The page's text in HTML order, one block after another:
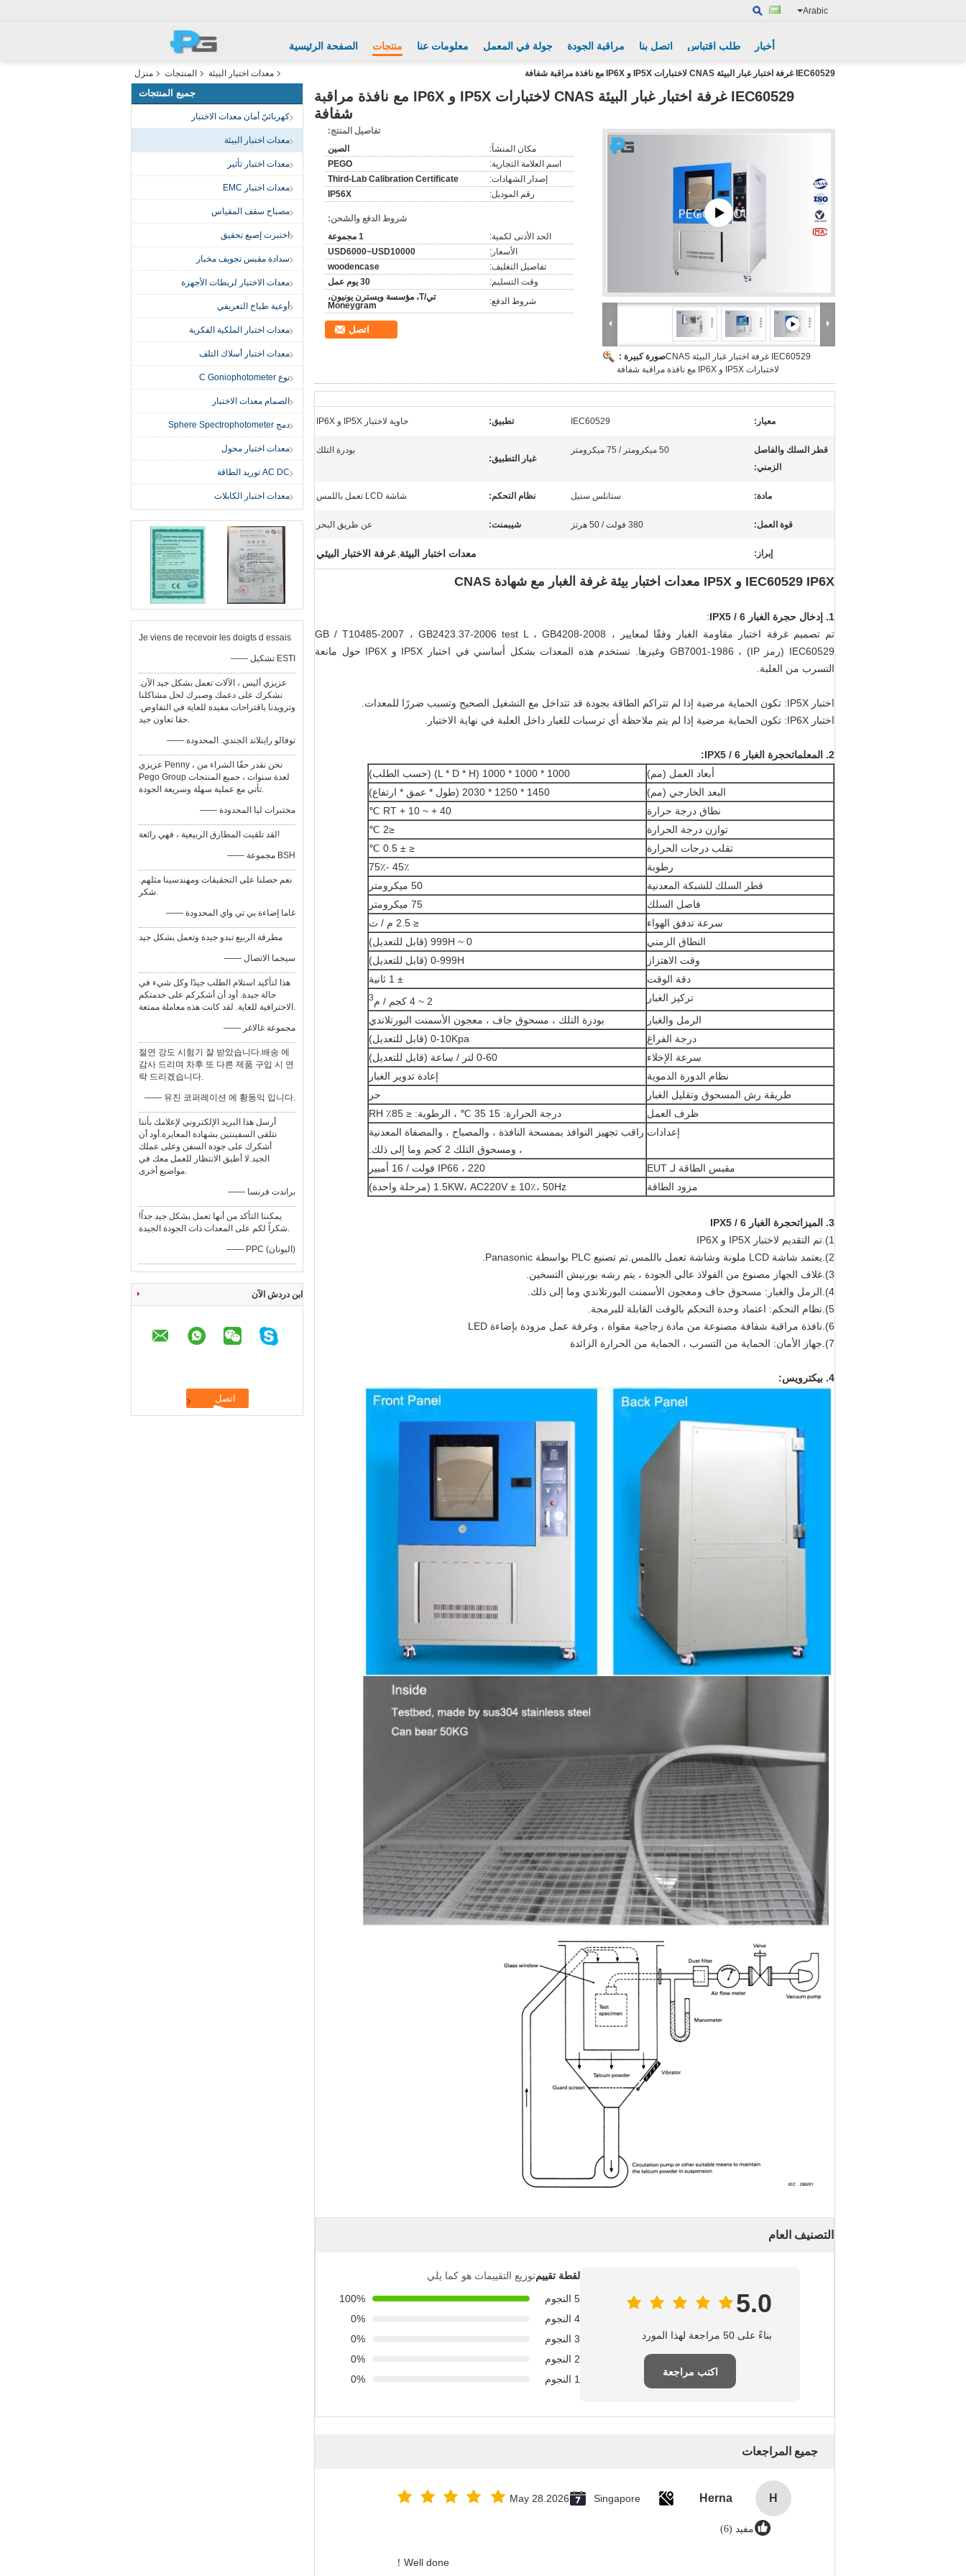
Arabic
الصفحة الرئيسية منتجات معلومات عنا جولة في المعمل مراقبة الجودة اتصل بنا طلب اقتباس أخبار
منزل المنتجات معدات اختبار البيئة IEC60529 غرفة اختبار غبار البيئة CNAS لاختبارات IP5X و IP6X مع نافذة مراقبة شفافة
جميع المنتجات
كهربائيّ أمان معدات الاختبار
معدات اختبار البيئة
معدات اختبار تأثير
معدات اختبار EMC
مصباح سقف المقياس
اختبرت إصبع تحقيق
سدادة مقبس تجويف مخبار
معدات الاختبار لربطات الأجهزة
أوعية طباخ التعريفي
معدات اختبار الملكية الفكرية
معدات اختبار أسلاك التلف
نوع C Goniophotometer
الصمام معدات الاختبار
دمج Sphere Spectrophotometer
معدات اختبار محول
AC DC توريد الطاقة
معدات اختبار الكابلات
Je viens de recevoir les doigts d essais
—— تشكيل ESTI
عزيزي أليس ، الآلات تعمل بشكل جيد الآن.
نشكرك على دعمك وصبرك لحل مشاكلنا
وتزويدنا باقتراحات مفيدة للغاية في التفاوض.
حقا تعاون جيد.
—— توفالو راينلاند الجندي. المحدودة
عزيزي Penny ، نحن نقدر حقًا الشراء من
Pego Group لعدة سنوات ، جميع المنتجات
تأتي مع عملية سهلة وسريعة الجودة.
—— مختبرات ليا المحدودة
لقد تلقيت المطارق الربيعية ، فهي رائعة!
—— مجموعة BSH
نعم حصلنا على التحقيقات ومهندسينا مثلهم.
شكر.
—— غاما إضاءة بي تي واي المحدودة
مطرقة الربيع تبدو جيدة وتعمل بشكل جيد
—— سيجما الاتصال
هذا لتأكيد استلام الطلب جيدًا وكل شيء في
حالة جيدة. أود أن أشكركم على خدمتكم
الاحترافية للغاية. لقد كانت هذه معاملة ممتعة.
—— مجموعة غالاغر
절연 강도 시험기 잘 받았습니다.배송 에
감사 드리며 차후 또 다른 제품 구입 시 연
락 드리겠습니다.
—— 유진 코퍼레이션 에 황동익 입니다.
أرسل هذا البريد الإلكتروني لإعلامك بأننا
نتلقى السفينتين بشهادة المعايرة.أود أن
أشكرك على جودة السفن وعلى عملك
الجيد.لا أطيق الانتظار للعمل معك في
مواضيع أخرى.
—— براندت فرنسا
يمكننا التأكد من أنها تعمل بشكل جيد جداً!
شكراً لكم على المعدات ذات الجودة الجيدة.
—— PPC (اليونان)
ابن دردش الآن
IEC60529 غرفة اختبار غبار البيئة CNAS لاختبارات IP5X و IP6X مع نافذة مراقبة
شفافة
صورة كبيرة :IEC60529 غرفة اختبار غبار البيئة CNAS
لاختبارات IP5X و IP6X مع نافذة مراقبة شفافة
تفاصيل المنتج:
مكان المنشأ:
الصين
اسم العلامة التجارية:
PEGO
إصدار الشهادات:
Third-Lab Calibration Certificate
رقم الموديل:
IP56X
شروط الدفع والشحن:
الحد الأدنى لكمية:
1 مجموعة
الأسعار:
USD6000~USD10000
تفاصيل التغليف:
woodencase
وقت التسليم:
30 يوم عمل
شروط الدفع:
تي/T، مؤسسة ويسترن يونيون،
Moneygram
اتصل
معيار: IEC60529 تطبيق: حاوية لاختبار IP5X و IP6X
قطر السلك والفاصل
الزمني:
50 ميكرومتر / 75 ميكرومتر
غبار التطبيق:
بودرة التلك
مادة: ستانلس ستيل نظام التحكم: شاشة LCD تعمل باللمس
قوة العمل: 380 فولت / 50 هرتز شيبمنت: عن طريق البحر
إبراز: معدات اختبار البيئة,غرفة الاختبار البيئي
IEC60529 IP6X و IP5X معدات اختبار بيئة غرفة الغبار مع شهادة CNAS
1. إدخال حجرة الغبار IPX5 / 6
:
تم تصميم غرفة اختبار مقاومة الغبار وفقًا لمعايير GB / T10485-2007 ، GB2423.37-2006 test L ، GB4208-2008 ،
IEC60529 (رمز IP) ، GB7001-1986 وغيرها. تستخدم هذه المعدات بشكل أساسي في اختبار IP5X و IP6X حول مانعة
التسرب من العلبة.
اختبار IP5X: تكون الحماية مرضية إذا لم تتراكم الطاقة بجودة قد تتداخل مع التشغيل الصحيح وتسبب ضررًا للمعدات.
اختبار IP6X: تكون الحماية مرضية إذا لم يتم ملاحظة أي ترسبات للغبار داخل العلبة في نهاية الاختبار.
2. المعلمات
حجرة الغبار IPX5 / 6:
أبعاد العمل (مم)
1000 * 1000 * 1000 (L * D * H) (حسب الطلب)
البعد الخارجي (مم)
1450 * 1250 * 2030 (طول * عمق * ارتفاع)
نطاق درجة حرارة
RT + 10 ~ + 40 ℃
توازن درجة الحرارة
≤2 ℃
تقلب درجات الحرارة
≤ ± 0.5 ℃
رطوبة
45٪ -75٪
قطر السلك للشبكة المعدنية
50 ميكرومتر
فاصل السلك
75 ميكرومتر
سرعة تدفق الهواء
≤ 2.5 م / ث
النطاق الزمني
0 ~ 999H (قابل للتعديل)
وقت الاهتزاز
0-999H (قابل للتعديل)
دقة الوقت
± 1 ثانية
تركيز الغبار
2 ~ 4 كجم / م 3
الرمل والغبار
بودرة التلك ، مسحوق جاف ، معجون الأسمنت البورتلاندي
درجة الفراغ
0-10Kpa (قابل للتعديل)
سرعة الإخلاء
0-60 لتر / ساعة (قابل للتعديل)
نظام الدورة الدموية
إعادة تدوير الغبار
طريقة رش المسحوق وتقليل الغبار
حر
ظرف العمل
درجة الحرارة: 15 35 ℃ ، الرطوبة: ≤ 85٪ RH
إعدادات راقب تجهيز النوافذ بممسحة النافذة ، والمصباح ، والمصفاة المعدنية
، ومسحوق التلك 2 كجم وما إلى ذلك.
مقبس الطاقة لـ EUT
IP66 ، 220 فولت / 16 أمبير
مزود الطاقة
1.5KW، AC220V ± 10٪، 50Hz (مرحلة واحدة)
3. الميزات
حجرة الغبار IPX5 / 6
1).تم التقديم لاختبار IP5X و IP6X
2).يعتمد شاشة LCD ملونة وشاشة تعمل باللمس.تم تصنيع PLC بواسطة Panasonic.
3).غلاف الجهاز مصنوع من الفولاذ عالي الجودة ، يتم رشه بورنيش التسخين.
4).الرمل والغبار: مسحوق جاف ومعجون الأسمنت البورتلاندي وما إلى ذلك.
5).نظام التحكم: اعتماد وحدة التحكم بالوقت القابلة للبرمجة.
6).نافذة مراقبة شفافة مصنوعة من مادة زجاجية مقواة ، وغرفة عمل مزودة بإضاءة LED
7).جهاز الأمان: الحماية من التسرب ، الحماية من الحرارة الزائدة
4. بيكترويس:
التصنيف العام
5.0
بناءً على 50 مراجعة لهذا المورد
اكتب مراجعة
لقطة تقييمتوزيع التقييمات هو كما يلي
5 النجوم
100%
4 النجوم
0%
3 النجوم
0%
2 النجوم
0%
1 النجوم
0%
جميع المراجعات
H
Herna
Singapore
May 28.2026
مفيد (6)
Well done！